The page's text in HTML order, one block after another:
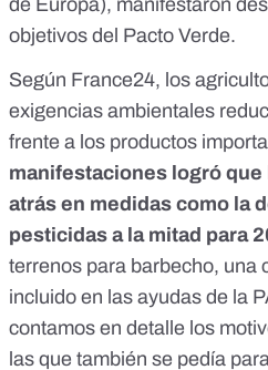
de Europa), manifestaron
objetivos del Pacto Verde.
Según France24, los
exigencias ambientales
frente a los productos
manifestaciones logró que
atrás en medidas como la
pesticidas a la mitad para
terrenos para barbecho, una
incluido en las ayudas de la
contamos en detalle los
las que también se pedía